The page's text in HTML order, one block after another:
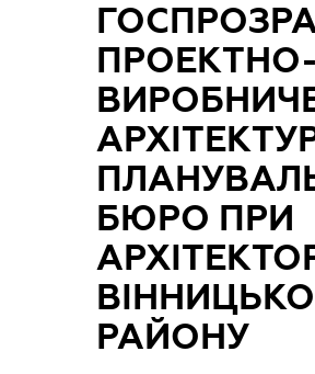
ПРОЕКТНО-
БЮРО ПРИ
РАЙОНУ